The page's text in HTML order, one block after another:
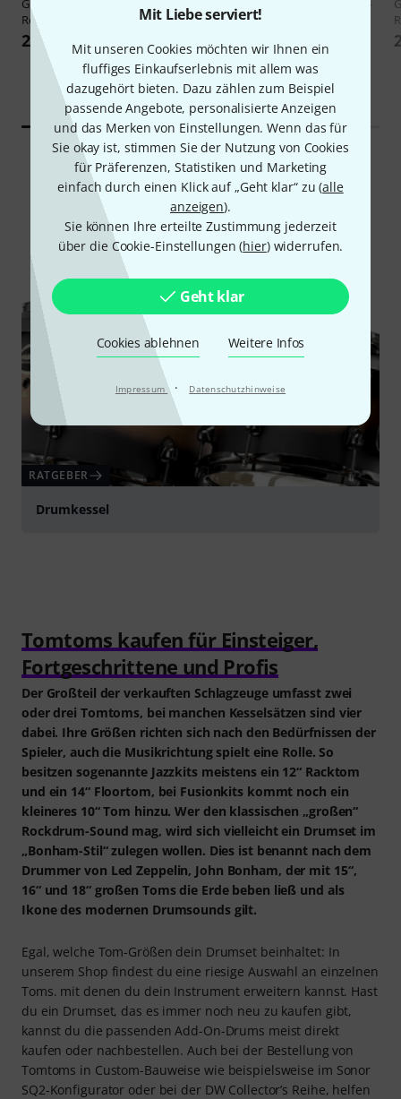
Mit Liebe serviert!
Mit unseren Cookies möchten wir Ihnen ein
fluffiges Einkaufserlebnis mit allem was
dazugehört bieten. Dazu zählen zum Beispiel
passende Angebote, personalisierte Anzeigen
und das Merken von Einstellungen. Wenn das für
Sie okay ist, stimmen Sie der Nutzung von Cookies
für Präferenzen, Statistiken und Marketing
einfach durch einen Klick auf „Geht klar“ zu (alle
anzeigen).
Sie können Ihre erteilte Zustimmung jederzeit
über die Cookie-Einstellungen (hier) widerrufen.
Geht klar
Cookies ablehnen Weitere Infos
Impressum · Datenschutzhinweise
Gretsch Drums
Renown Mapl B-Stock
279 €
PDP 12"x08" CC Tom Nat B-
Stock
249 €
Wissen
Alle Ratgeber
RATGEBER
Drumkessel
Tomtoms kaufen für Einsteiger,
Fortgeschrittene und Profis
Der Großteil der verkauften Schlagzeuge umfasst zwei
oder drei Tomtoms, bei manchen Kesselsätzen sind vier
dabei. Ihre Größen richten sich nach den Bedürfnissen der
Spieler, auch die Musikrichtung spielt eine Rolle. So
besitzen sogenannte Jazzkits meistens ein 12“ Racktom
und ein 14“ Floortom, bei Fusionkits kommt noch ein
kleineres 10“ Tom hinzu. Wer den klassischen „großen“
Rockdrum-Sound mag, wird sich vielleicht ein Drumset im
„Bonham-Stil“ zulegen wollen. Dies ist benannt nach dem
Drummer von Led Zeppelin, John Bonham, der mit 15“,
16“ und 18“ großen Toms die Erde beben ließ und als
Ikone des modernen Drumsounds gilt.
Egal, welche Tom-Größen dein Drumset beinhaltet: In
unserem Shop findest du eine riesige Auswahl an einzelnen
Toms. mit denen du dein Instrument erweitern kannst. Hast
du ein Drumset, das es immer noch neu zu kaufen gibt,
kannst du die passenden Add-On-Drums meist direkt
kaufen oder nachbestellen. Auch bei der Bestellung von
Tomtoms in Custom-Bauweise wie beispielsweise im Sonor
SQ2-Konfigurator oder bei der DW Collector’s Reihe, helfen